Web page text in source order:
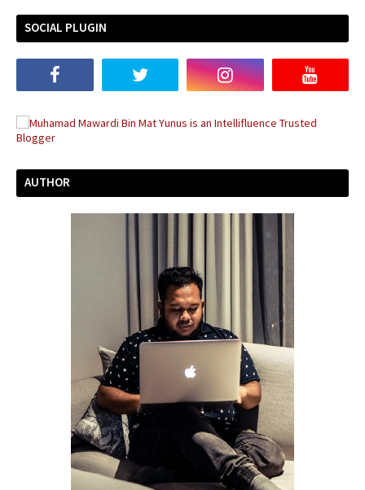
SOCIAL PLUGIN
AUTHOR